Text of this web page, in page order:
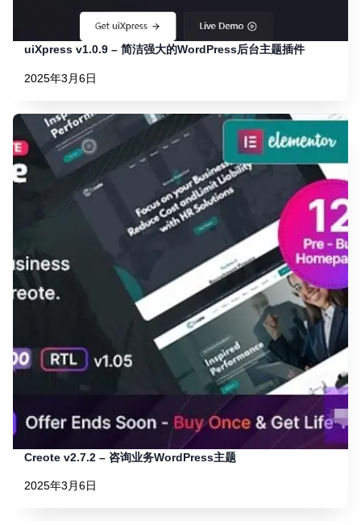
uiXpress v1.0.9 – 简洁强大的WordPress后台主题插件
2025年3月6日
Creote v2.7.2 – 咨询业务WordPress主题
2025年3月6日